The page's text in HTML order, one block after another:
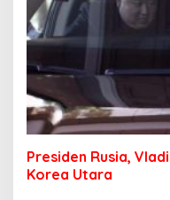
Presiden Rusia,
Korea Utara